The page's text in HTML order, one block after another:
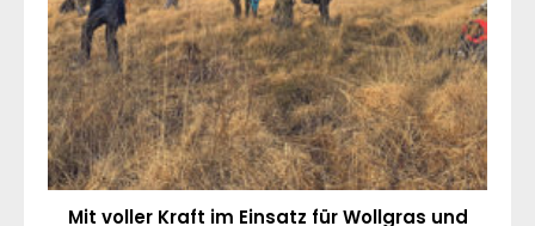
Mit voller Kraft im Einsatz für Wollgras und